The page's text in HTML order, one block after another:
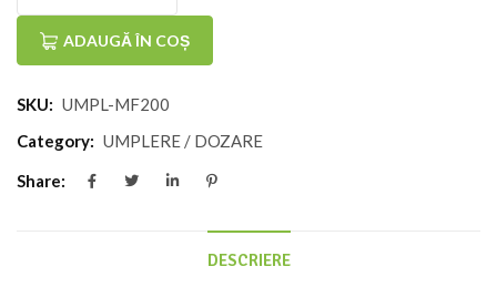
Utilaj
umplere
butoaie
automatic
ADAUGĂ ÎN COȘ
SKU: UMPL-MF200
Category: UMPLERE / DOZARE
Share:
DESCRIERE